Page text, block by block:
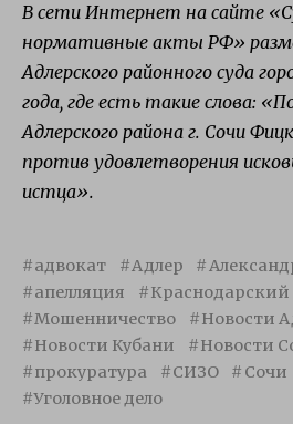
В сети Интернет на сайте
нормативные акты РФ»
Адлерского районного суда
года, где есть такие слова:
Адлерского района г. Сочи
против удовлетворения
истца».
адвокат Адлер
апелляция
Краснодарский
Мошенничество
Новости
Новости Кубани
Новости
прокуратура
СИЗО Сочи
Уголовное дело